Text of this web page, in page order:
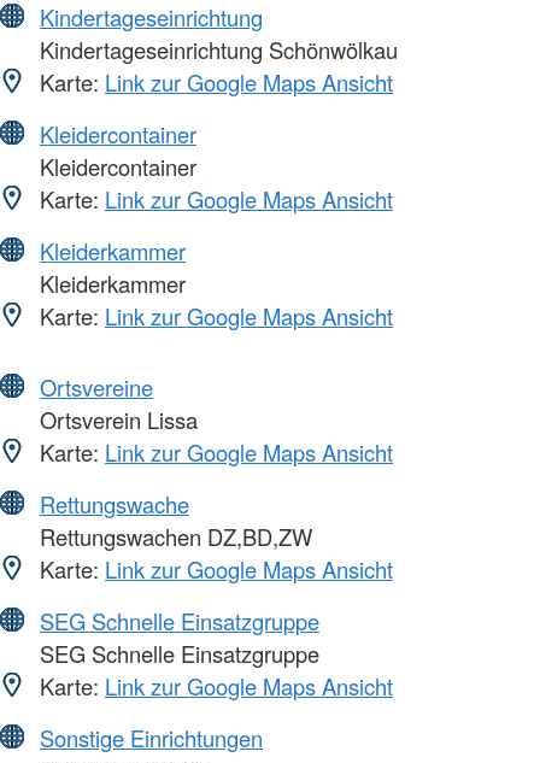
Kindertageseinrichtung
Kindertageseinrichtung Schönwölkau
Karte: Link zur Google Maps Ansicht
Kleidercontainer
Kleidercontainer
Karte: Link zur Google Maps Ansicht
Kleiderkammer
Kleiderkammer
Karte: Link zur Google Maps Ansicht
Ortsvereine
Ortsverein Lissa
Karte: Link zur Google Maps Ansicht
Rettungswache
Rettungswachen DZ,BD,ZW
Karte: Link zur Google Maps Ansicht
SEG Schnelle Einsatzgruppe
SEG Schnelle Einsatzgruppe
Karte: Link zur Google Maps Ansicht
Sonstige Einrichtungen